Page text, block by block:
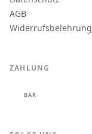
AGB
Widerrufsbelehrung
ZAHLUNG
BAR